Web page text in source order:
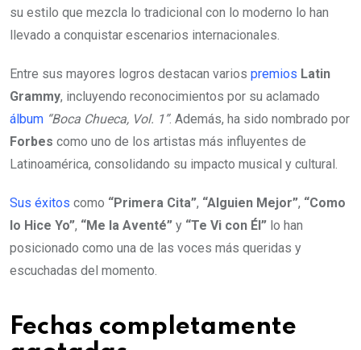
su estilo que mezcla lo tradicional con lo moderno lo han
llevado a conquistar escenarios internacionales.
Entre sus mayores logros destacan varios premios Latin
Grammy, incluyendo reconocimientos por su aclamado
álbum “Boca Chueca, Vol. 1”. Además, ha sido nombrado por
Forbes como uno de los artistas más influyentes de
Latinoamérica, consolidando su impacto musical y cultural.
Sus éxitos como “Primera Cita”, “Alguien Mejor”, “Como
lo Hice Yo”, “Me la Aventé” y “Te Vi con Él” lo han
posicionado como una de las voces más queridas y
escuchadas del momento.
Fechas completamente